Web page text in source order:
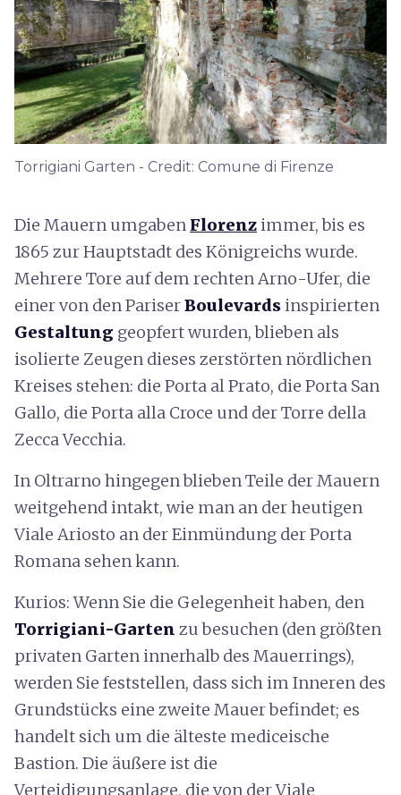
Torrigiani Garten - Credit: Comune di Firenze
Die Mauern umgaben Florenzimmer, bis es
1865 zur Hauptstadt des Königreichs wurde.
Mehrere Tore auf dem rechten Arno-Ufer, die
einer von den PariserBoulevardsinspirierten
Gestaltung geopfert wurden, blieben als
isolierte Zeugen dieses zerstörten nördlichen
Kreises stehen: die Porta al Prato, die Porta San
Gallo, die Porta alla Croce und der Torre della
Zecca Vecchia.
In Oltrarno hingegen blieben Teile der Mauern
weitgehend intakt, wie man an der heutigen
Viale Ariosto an der Einmündung der Porta
Romana sehen kann.
Kurios: Wenn Sie die Gelegenheit haben, den
Torrigiani-Garten zu besuchen (den größten
privaten Garten innerhalb des Mauerrings),
werden Sie feststellen, dass sich im Inneren des
Grundstücks eine zweite Mauer befindet; es
handelt sich um die älteste mediceische
Bastion. Die äußere ist die
Verteidigungsanlage, die von der Viale